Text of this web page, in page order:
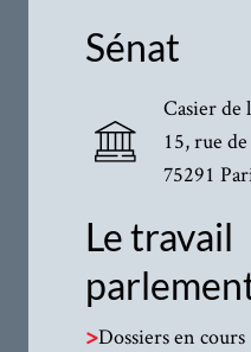
Sénat
Casier de
15, rue
75291
Le travail
>Dossiers en cours